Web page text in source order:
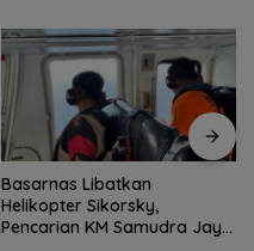
Basarnas Libatkan
Helikopter Sikorsky,
Pencarian KM Samudra Jaya